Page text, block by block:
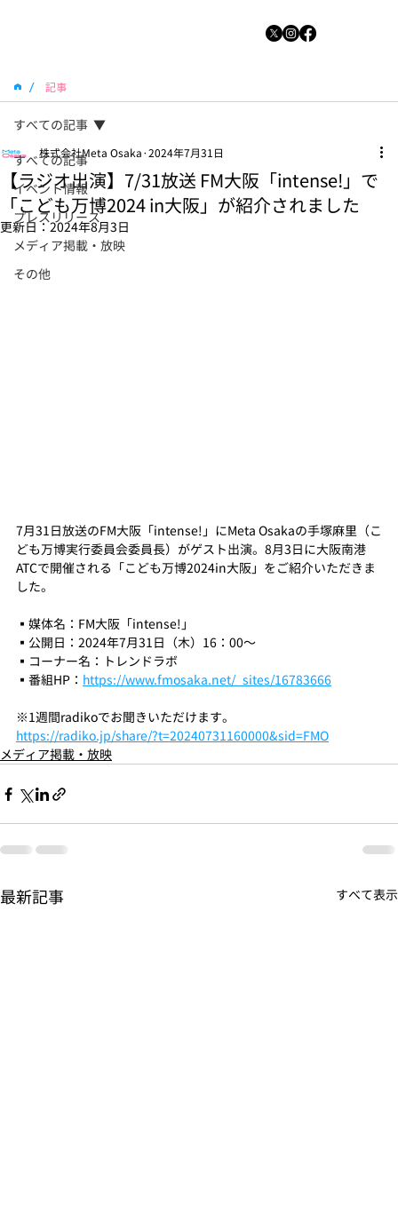
/ 記事
すべての記事
イベント情報
プレスリリース
メディア掲載・放映
その他
すべての記事
【ラジオ出演】7/31放送 FM大阪「intense!」で
「こども万博2024 in大阪」が紹介されました
株式会社Meta Osaka 2024年7月31日
更新日：2024年8月3日
7月31日放送のFM大阪「intense!」にMeta Osakaの手塚麻里（こ
ども万博実行委員会委員長）がゲスト出演。8月3日に大阪南港
ATCで開催される「こども万博2024in大阪」をご紹介いただきま
した。
▪️媒体名：FM大阪「intense!」
▪️公開日：2024年7月31日（木）16：00〜
▪️コーナー名：トレンドラボ
▪️番組HP： https://www.fmosaka.net/_sites/16783666
※1週間radikoでお聞きいただけます。
https://radiko.jp/share/?t=20240731160000&sid=FMO
メディア掲載・放映
最新記事 すべて表示